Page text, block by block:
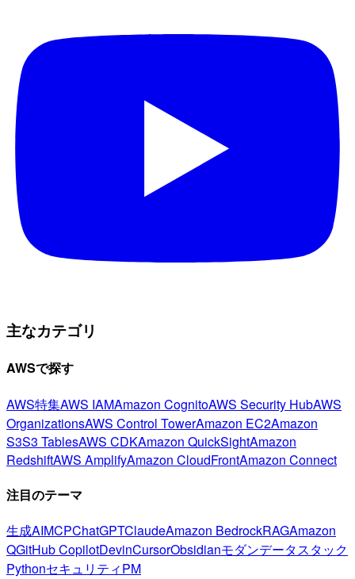
主なカテゴリ
AWSで探す
AWS特集AWS IAMAmazon CognitoAWS Security HubAWS
OrganizationsAWS Control TowerAmazon EC2Amazon
S3S3 TablesAWS CDKAmazon QuickSightAmazon
RedshiftAWS AmplifyAmazon CloudFrontAmazon Connect
注目のテーマ
生成AIMCPChatGPTClaudeAmazon BedrockRAGAmazon
QGitHub CopilotDevinCursorObsidianモダンデータスタック
PythonセキュリティPM